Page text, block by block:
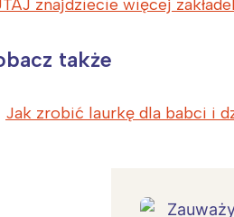
znajdziecie więcej
także
Jak zrobić laurkę dla babci i